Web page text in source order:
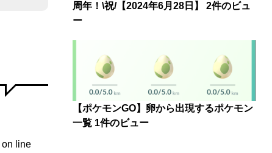
on line
周年！\祝/【2024年6月28日】
2件のビュ
ー
【ポケモンGO】卵から出現するポケモン
一覧 1件のビュー